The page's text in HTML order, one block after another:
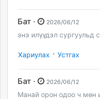
Бат · 2026/06/12
энэ илүүдэл сургуульд
Хариулах · Устгах
Бат · 2026/06/12
Манай орон одоо ч мөн